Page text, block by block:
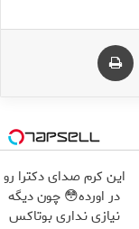
اشتراک گذاری از طریق ایمیل
این کرم صدای دکترا رو
در اورده😳 چون دیگه
نیازی نداری بوتاکس